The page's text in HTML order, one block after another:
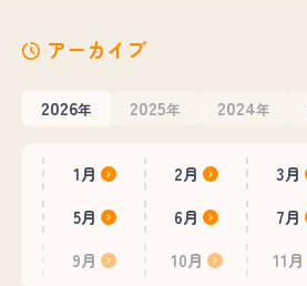
アーカイブ
2026年 2025年 2024年
1月 2月 3月
5月
6月 7月
9月
10月 11月